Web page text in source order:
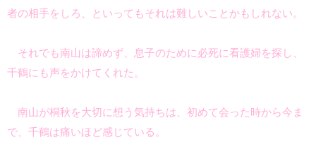
者の相手をしろ、といってもそれは難しいことかもしれない。
それでも南山は諦めず、息子のために必死に看護婦を探し、
千鶴にも声をかけてくれた。
南山が桐秋を大切に想う気持ちは、初めて会った時から今ま
で、千鶴は痛いほど感じている。